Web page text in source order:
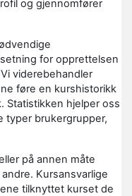
og gjennomfører
for opprettelsen
viderebehandler
føre en kurshistorikk
Statistikken hjelper oss
typer brukergrupper,
på annen måte
Kursansvarlige
tilknyttet kurset de